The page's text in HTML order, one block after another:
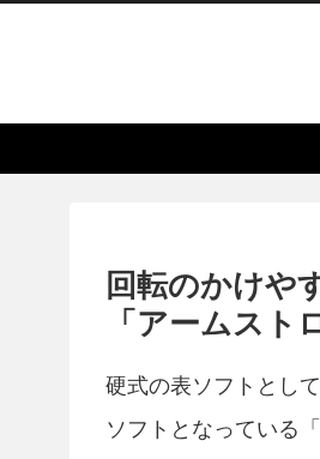
回転のかけや
「アームス
硬式の表ソフトとし
ソフトとなっている